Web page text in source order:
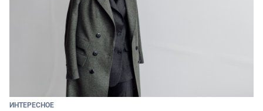
ИНТЕРЕСНОЕ